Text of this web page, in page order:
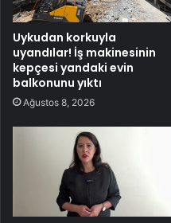
Uykudan korkuyla
uyandılar! İş makinesinin
kepçesi yandaki evin
balkonunu yıktı
Ağustos 8, 2026